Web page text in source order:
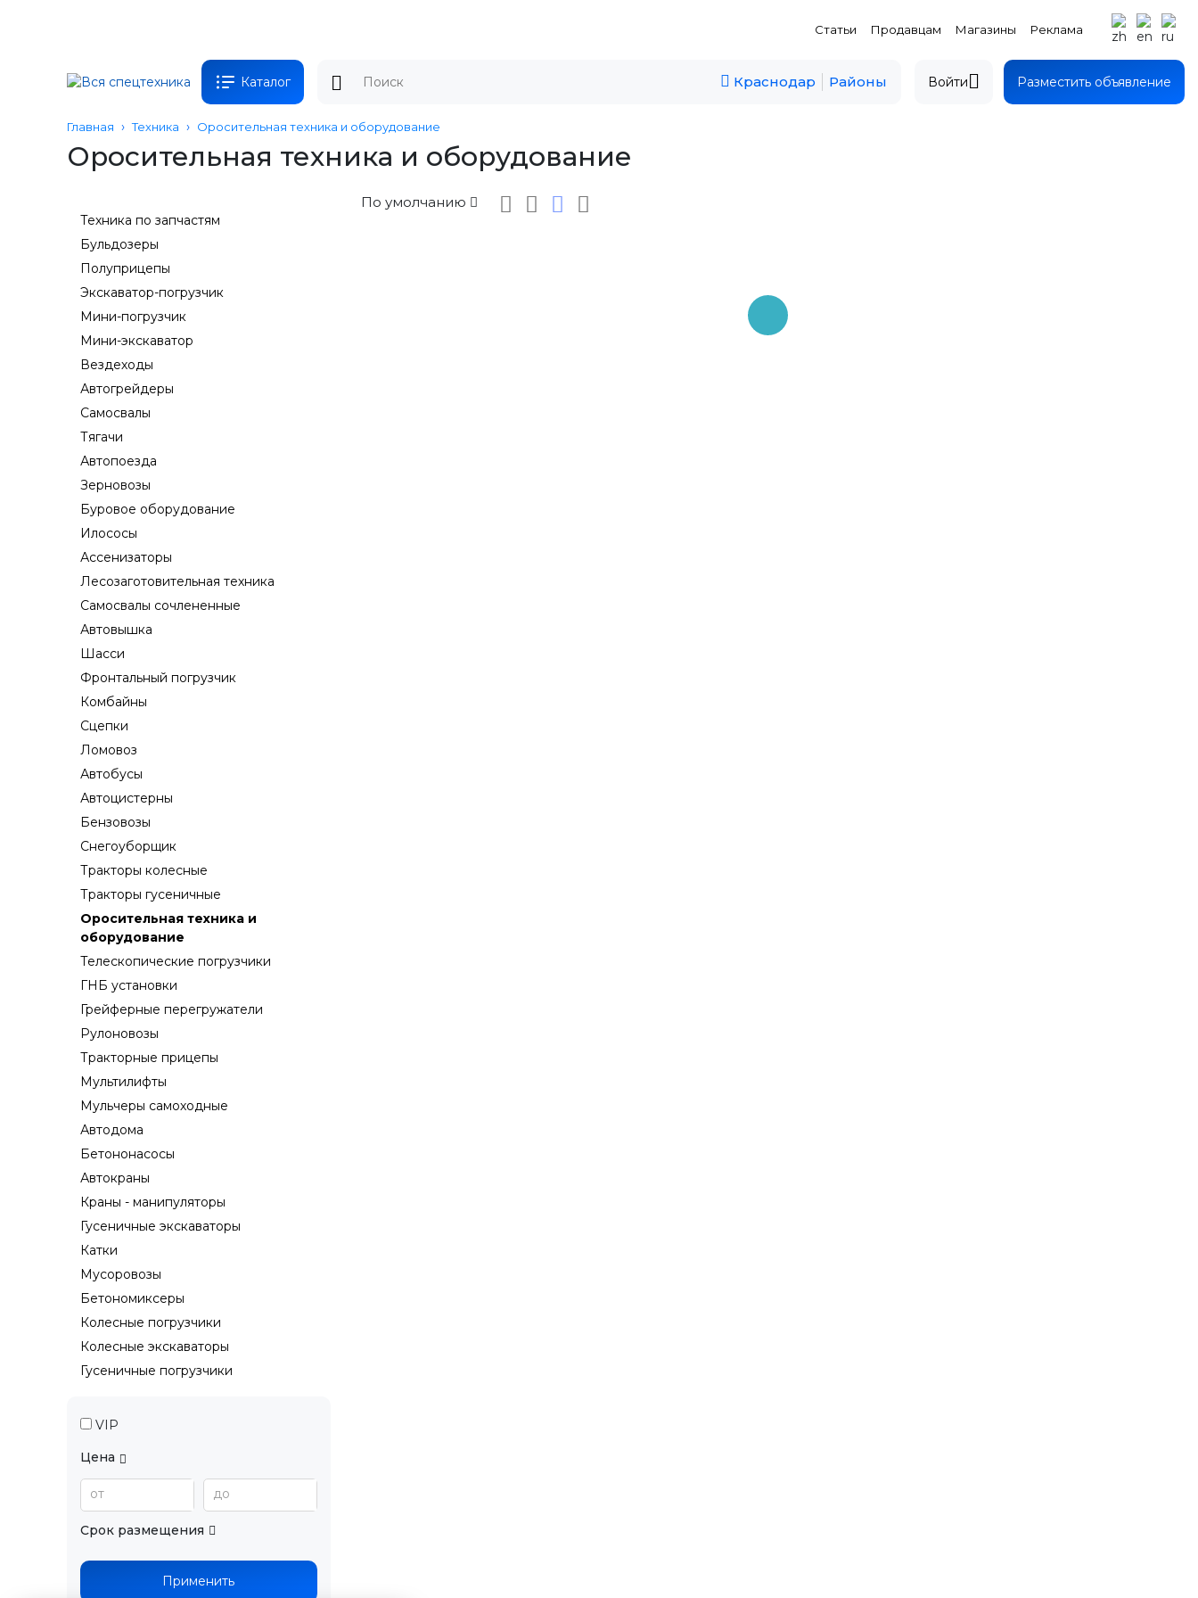
Статьи Продавцам Магазины Реклама
Каталог Краснодар Районы Войти Разместить объявление
Главная Техника Оросительная техника и оборудование
Оросительная техника и оборудование
Техника по запчастям
Бульдозеры
Полуприцепы
Экскаватор-погрузчик
Мини-погрузчик
Мини-экскаватор
Вездеходы
Автогрейдеры
Самосвалы
Тягачи
Автопоезда
Зерновозы
Буровое оборудование
Илососы
Ассенизаторы
Лесозаготовительная техника
Самосвалы сочлененные
Автовышка
Шасси
Фронтальный погрузчик
Комбайны
Сцепки
Ломовоз
Автобусы
Автоцистерны
Бензовозы
Снегоуборщик
Тракторы колесные
Тракторы гусеничные
Оросительная техника и
оборудование
Телескопические погрузчики
ГНБ установки
Грейферные перегружатели
Рулоновозы
Тракторные прицепы
Мультилифты
Мульчеры самоходные
Автодома
Бетононасосы
Автокраны
Краны - манипуляторы
Гусеничные экскаваторы
Катки
Мусоровозы
Бетономиксеры
Колесные погрузчики
Колесные экскаваторы
Гусеничные погрузчики
VIP
Цена
от до
Срок размещения
Применить
По умолчанию